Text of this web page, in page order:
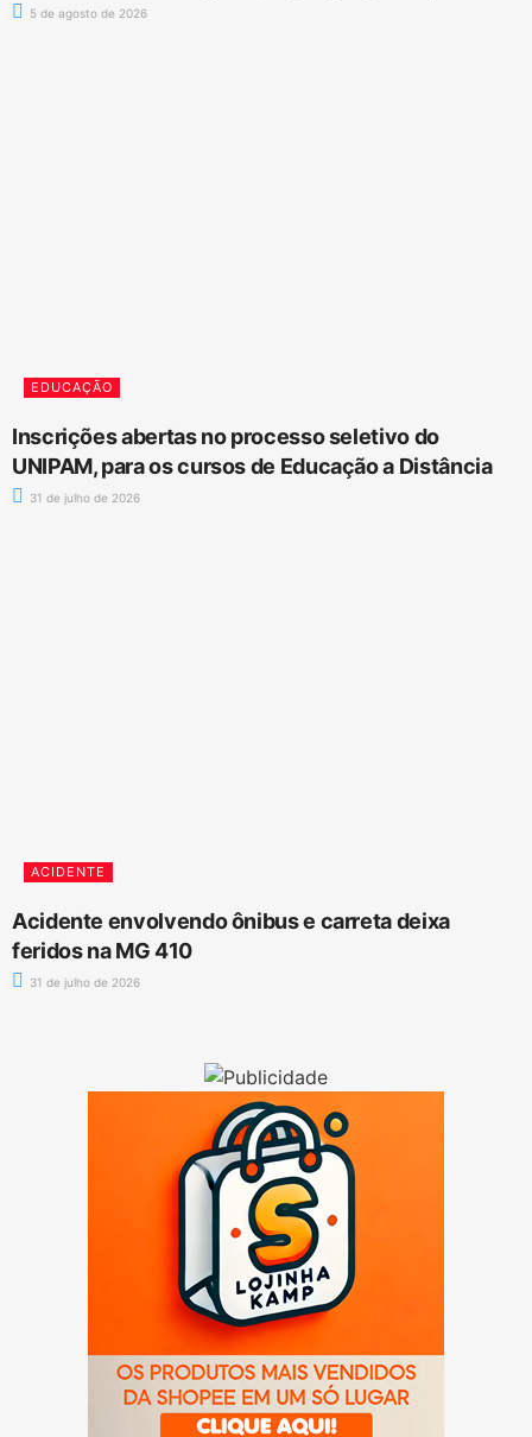
5 de agosto de 2026
EDUCAÇÃO
Inscrições abertas no processo seletivo do
UNIPAM, para os cursos de Educação a Distância
31 de julho de 2026
ACIDENTE
Acidente envolvendo ônibus e carreta deixa
feridos na MG 410
31 de julho de 2026